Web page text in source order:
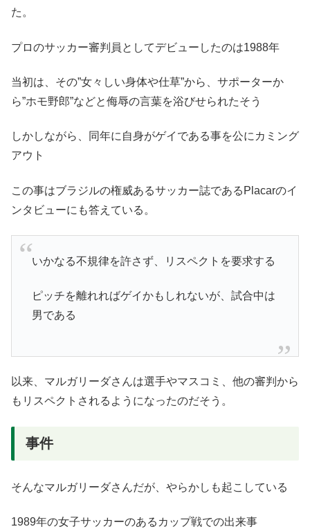
た。
プロのサッカー審判員としてデビューしたのは1988年
当初は、その”女々しい身体や仕草”から、サポーターか
ら”ホモ野郎”などと侮辱の言葉を浴びせられたそう
しかしながら、同年に自身がゲイである事を公にカミング
アウト
この事はブラジルの権威あるサッカー誌であるPlacarのイ
ンタビューにも答えている。
いかなる不規律を許さず、リスペクトを要求する
ピッチを離れればゲイかもしれないが、試合中は
男である
以来、マルガリーダさんは選手やマスコミ、他の審判から
もリスペクトされるようになったのだそう。
事件
そんなマルガリーダさんだが、やらかしも起こしている
1989年の女子サッカーのあるカップ戦での出来事